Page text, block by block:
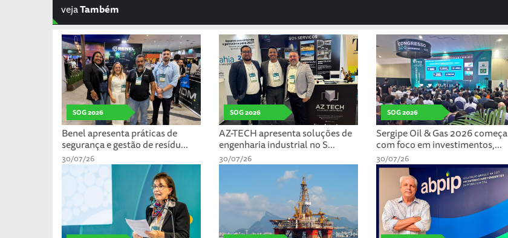
vejaTambém
SOG 2026
Benel apresenta práticas de
segurança e gestão de resídu...
30/07/26
SOG 2026
AZ-TECH apresenta soluções de
engenharia industrial no S...
30/07/26
SOG 2026
Sergipe Oil & Gas 2026 começa
com foco em investimentos,...
30/07/26